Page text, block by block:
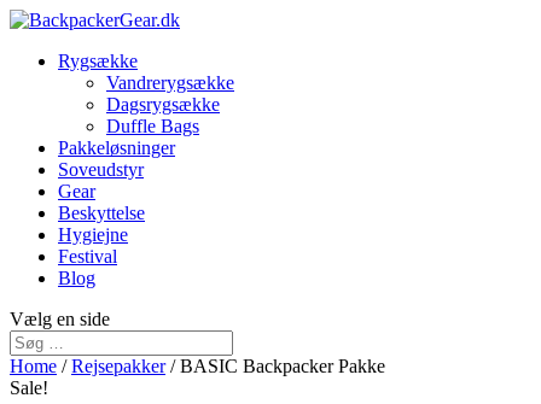
Rygsække
Vandrerygsække
Dagsrygsække
Duffle Bags
Pakkeløsninger
Soveudstyr
Gear
Beskyttelse
Hygiejne
Festival
Blog
Vælg en side
Home /Rejsepakker/ BASIC Backpacker Pakke
Sale!